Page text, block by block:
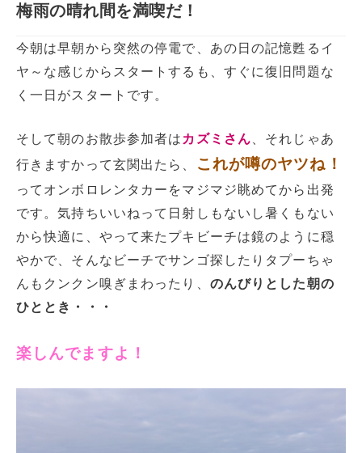
梅雨の晴れ間を満喫だ！
今朝は早朝から突然の停電で、あの日の記憶甦るイ
ヤ～な感じからスタートするも、すぐに復旧問題な
く一日がスタートです。
そして朝のお散歩参加者は カズミさん 、それじゃあ
行きますかって玄関出たら、
これが噂のヤツね！
ってオンボロレンタカーをマジマジ眺めてから出発
です。気持ちいいねって日射しもないし暑くもない
から快適に、やって来たプキビーチは鏡のように穏
やかで、そんなビーチでサンゴ探したりタプーちゃ
んもクンクン嗅ぎまわったり、 のんびりとした朝の
ひととき・・・
楽しんでますよ！